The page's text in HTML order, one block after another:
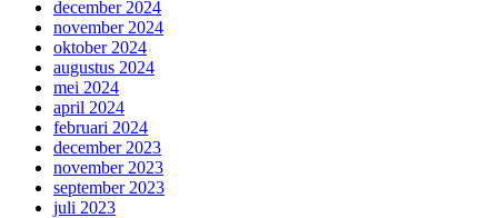
december 2024
november 2024
oktober 2024
augustus 2024
mei 2024
april 2024
februari 2024
december 2023
november 2023
september 2023
juli 2023